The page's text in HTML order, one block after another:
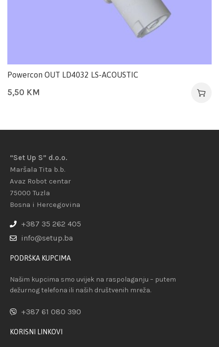
Powercon OUT LD4032 LS-ACOUSTIC
5,50 KM
“Set Up S” d.o.o.
Maršala Tita b.b.
Avaz Robot centar
75000 Tuzla
Bosna i Hercegovina
+387 35 262 405
info@setup.ba
PODRŠKA KUPCIMA
Našim kupcima smo uvijek na raspolaganju – putem
dežurnog telefona ili naših društvenih mreža.
+387 61 080 390
KORISNI LINKOVI